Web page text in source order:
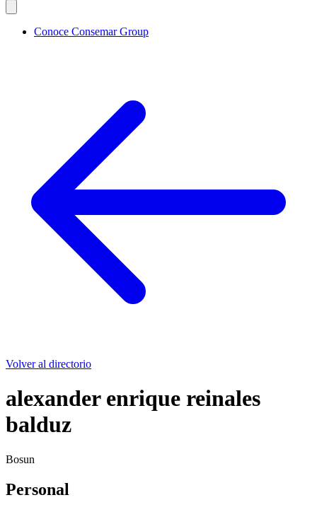
Conoce Consemar Group
Volver al directorio
alexander enrique reinales
balduz
Bosun
Personal